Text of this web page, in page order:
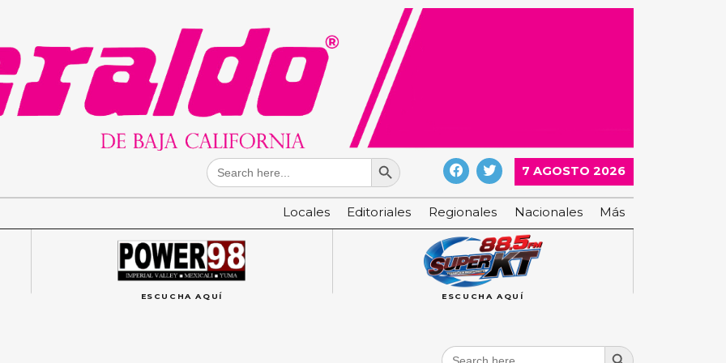
Search
for:
Search Button
7 AGOSTO 2026
Locales Editoriales Regionales Nacionales Más
ESCUCHA AQUÍ ESCUCHA AQUÍ
Search
Search Button